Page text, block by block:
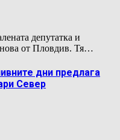
депутатка и
от Пловдив. Тя…
дни предлага
Север